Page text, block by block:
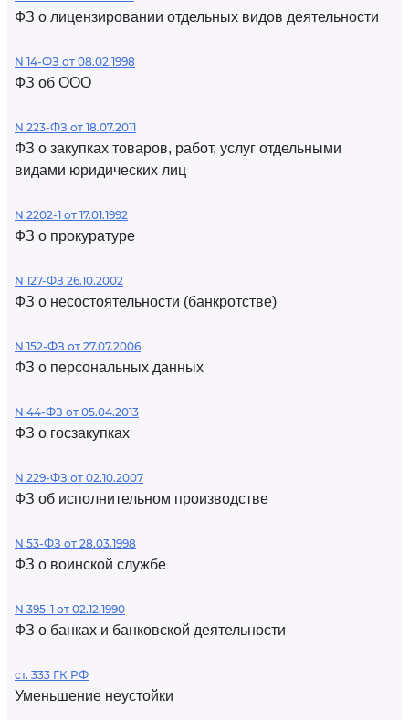
ФЗ о лицензировании отдельных видов деятельности
N 14-ФЗ от 08.02.1998
ФЗ об ООО
N 223-ФЗ от 18.07.2011
ФЗ о закупках товаров, работ, услуг отдельными
видами юридических лиц
N 2202-1 от 17.01.1992
ФЗ о прокуратуре
N 127-ФЗ 26.10.2002
ФЗ о несостоятельности (банкротстве)
N 152-ФЗ от 27.07.2006
ФЗ о персональных данных
N 44-ФЗ от 05.04.2013
ФЗ о госзакупках
N 229-ФЗ от 02.10.2007
ФЗ об исполнительном производстве
N 53-ФЗ от 28.03.1998
ФЗ о воинской службе
N 395-1 от 02.12.1990
ФЗ о банках и банковской деятельности
ст. 333 ГК РФ
Уменьшение неустойки